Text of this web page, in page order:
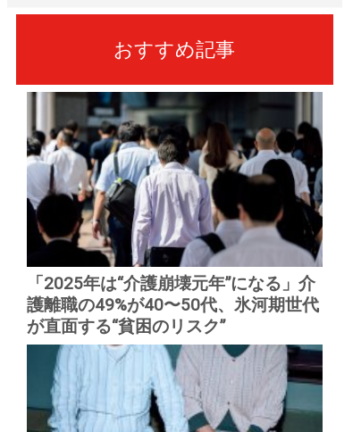
おすすめ記事
「2025年は“介護崩壊元年”になる」介
護離職の49%が40〜50代、氷河期世代
が直面する“貧困のリスク”